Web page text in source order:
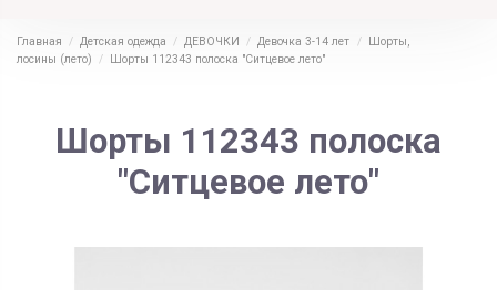
Главная Детская одежда ДЕВОЧКИ Девочка 3-14 лет
Шорты,
лосины (лето)
Шорты 112343 полоска "Ситцевое лето"
Шорты 112343 полоска
"Ситцевое лето"